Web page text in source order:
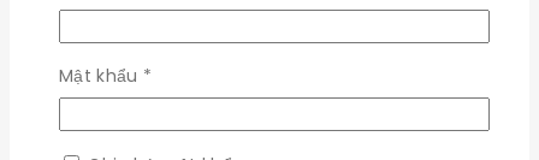
Đăng nhập
Tên đăng nhập hoặc email
buộc
buộc
Mật khẩu *
buộc